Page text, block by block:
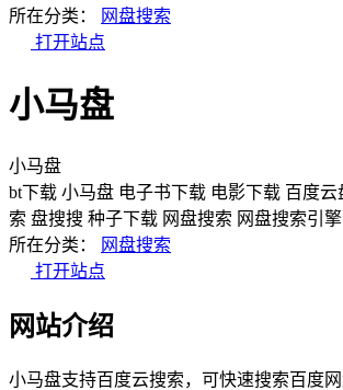
所在分类：
网盘搜索
打开站点
小马盘
小马盘
bt下载 小马盘 电子书下载 电影下载 百度云
索 盘搜搜 种子下载 网盘搜索 网盘搜索引擎
所在分类：
网盘搜索
打开站点
网站介绍
小马盘支持百度云搜索，可快速搜索百度